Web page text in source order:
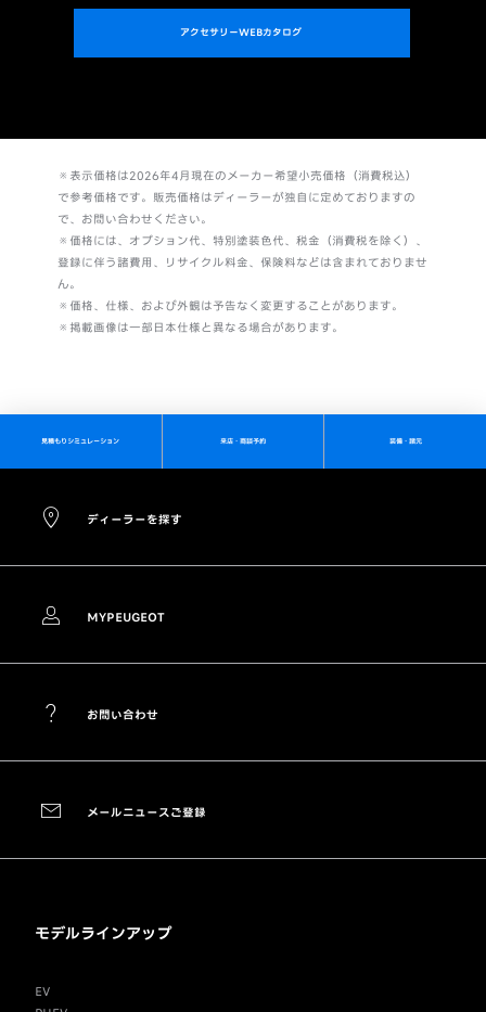
アクセサリーWEBカタログ
※表示価格は2026年4月現在のメーカー希望小売価格（消費税込）
で参考価格です。販売価格はディーラーが独自に定めておりますの
で、お問い合わせください。
※価格には、オプション代、特別塗装色代、税金（消費税を除く）、
登録に伴う諸費用、リサイクル料金、保険料などは含まれておりませ
ん。
※価格、仕様、および外観は予告なく変更することがあります。
※掲載画像は一部日本仕様と異なる場合があります。
見積もりシミュレーション 来店・商談予約 装備・諸元
ディーラーを探す
MYPEUGEOT
お問い合わせ
メールニュースご登録
モデルラインアップ
EV